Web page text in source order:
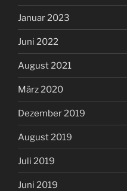
Januar 2023
Juni 2022
August 2021
März 2020
Dezember 2019
August 2019
Juli 2019
Juni 2019